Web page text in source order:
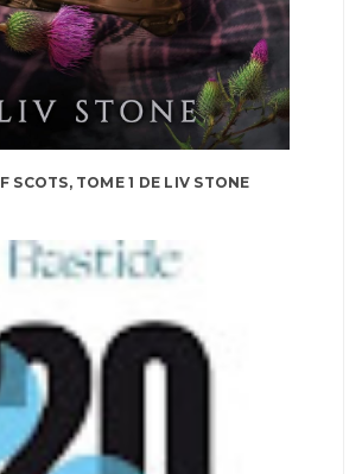
SCOTS, TOME 1 DE LIV STONE